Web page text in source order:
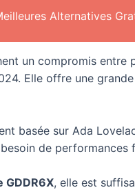
Alternatives
un compromis entre
Elle offre une
basée sur Ada
de
GDDR6X, elle est